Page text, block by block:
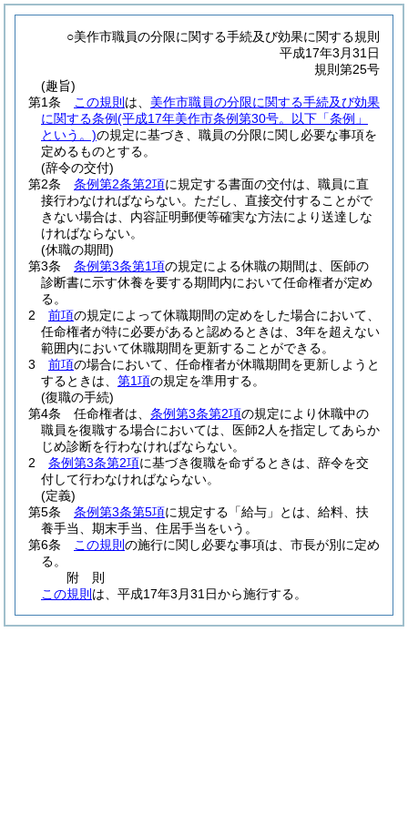
○美作市職員の分限に関する手続及び効果に関する規則
平成17年3月31日
規則第25号
(趣旨)
第1条
この規則 は、 美作市職員の分限に関する手続及び効果
に関する条例(平成17年美作市条例第30号。以下「条例」
という。)の規定に基づき、職員の分限に関し必要な事項を
定めるものとする。
(辞令の交付)
第2条
条例第2条第2項に規定する書面の交付は、職員に直
接行わなければならない。 ただし、直接交付することがで
きない場合は、内容証明郵便等確実な方法により送達しな
ければならない。
(休職の期間)
第3条
条例第3条第1項の規定による休職の期間は、医師の
診断書に示す休養を要する期間内において任命権者が定め
る。
2
前項の規定によって休職期間の定めをした場合において、
任命権者が特に必要があると認めるときは、3年を超えない
範囲内において休職期間を更新することができる。
3
前項の場合において、任命権者が休職期間を更新しようと
するときは、 第1項の規定を準用する。
(復職の手続)
第4条
任命権者は、 条例第3条第2項の規定により休職中の
職員を復職する場合においては、医師2人を指定してあらか
じめ診断を行わなければならない。
2
条例第3条第2項に基づき復職を命ずるときは、辞令を交
付して行わなければならない。
(定義)
第5条
条例第3条第5項に規定する「給与」とは、給料、扶
養手当、期末手当、住居手当をいう。
第6条
この規則 の施行に関し必要な事項は、市長が別に定め
る。
附 則
この規則 は、平成17年3月31日から施行する。